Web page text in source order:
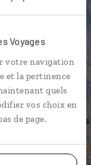
Voyages
votre navigation
et la pertinence
quels
vos choix en
de page.
à nos